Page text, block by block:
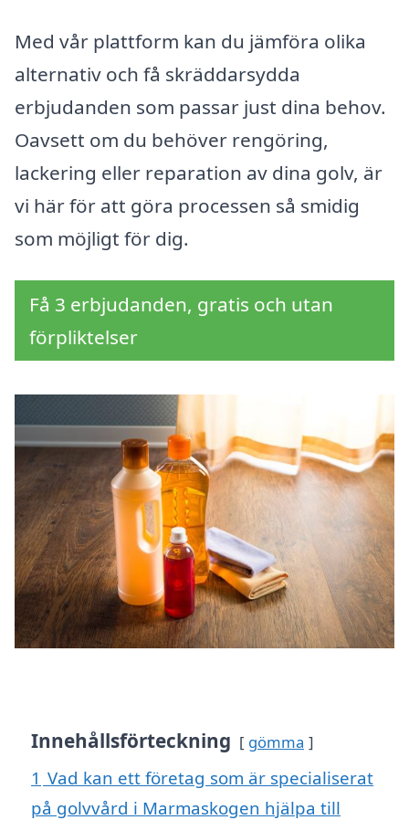
Med vår plattform kan du jämföra olika
alternativ och få skräddarsydda
erbjudanden som passar just dina behov.
Oavsett om du behöver rengöring,
lackering eller reparation av dina golv, är
vi här för att göra processen så smidig
som möjligt för dig.
Få 3 erbjudanden, gratis och utan
förpliktelser
Innehållsförteckning gömma
1 Vad kan ett företag som är specialiserat
på golvvård i Marmaskogen hjälpa till